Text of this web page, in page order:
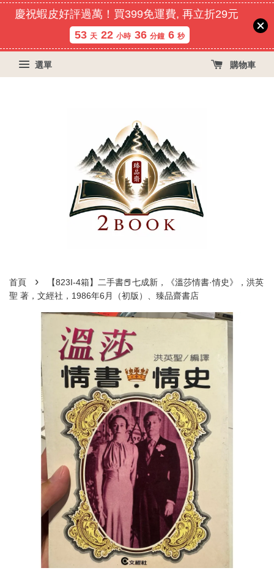
慶祝蝦皮好評過萬！買399免運費, 再立折29元
53 天 22 小時 36 分鐘 6 秒
選單 購物車
首頁 ›
【823I-4箱】二手書📕七成新，《溫莎情書·情史》，洪英
聖 著，文經社，1986年6月（初版）、臻品齋書店